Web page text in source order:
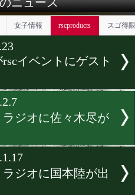
練習動画 ランキング
のニュース
がrscイベントに
ットラジオに佐々木